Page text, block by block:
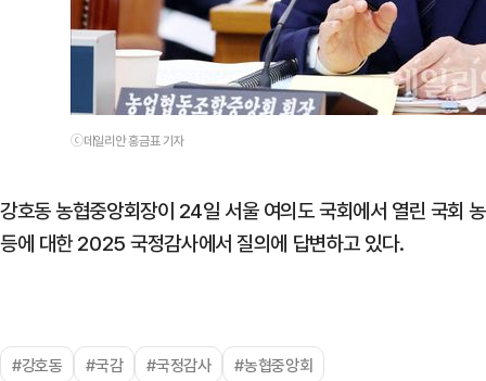
ⓒ데일리안 홍금표 기자
강호동 농협중앙회장이 24일 서울 여의도 국회에서 열린 국회
등에 대한 2025 국정감사에서 질의에 답변하고 있다.
#강호동 #국감 #국정감사 #농협중앙회